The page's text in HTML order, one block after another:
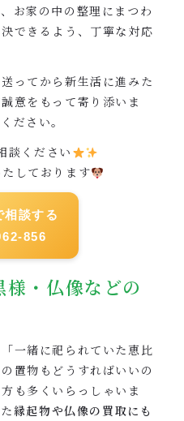
お家の中の整理にまつわ
できるよう、丁寧な対応
ってから新生活に進みた
意をもって寄り添いま
ださい。
談ください
しております
相談する
856
・仏像などの
一緒に祀られていた恵比
置物もどうすればいいの
も多くいらっしゃいま
縁起物や仏像の買取にも